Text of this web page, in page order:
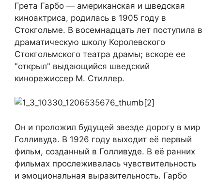
Грета Гарбо — американская и шведская
киноактриса, родилась в 1905 году в
Стокгольме. В восемнадцать лет поступила в
драматическую школу Королевского
Стокгольмского театра драмы; вскоре ее
"открыл" выдающийся шведский
кинорежиссер М. Стиллер.
Он и проложил будущей звезде дорогу в мир
Голливуда. В 1926 году выходит её первый
фильм, созданный в Голливуде. В её ранних
фильмах прослеживалась чувствительность
и эмоциональная выразительность. Гарбо